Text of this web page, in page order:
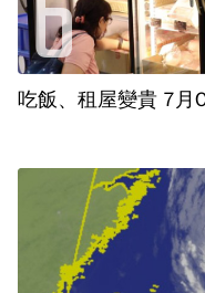
吃飯、租屋變貴 7月